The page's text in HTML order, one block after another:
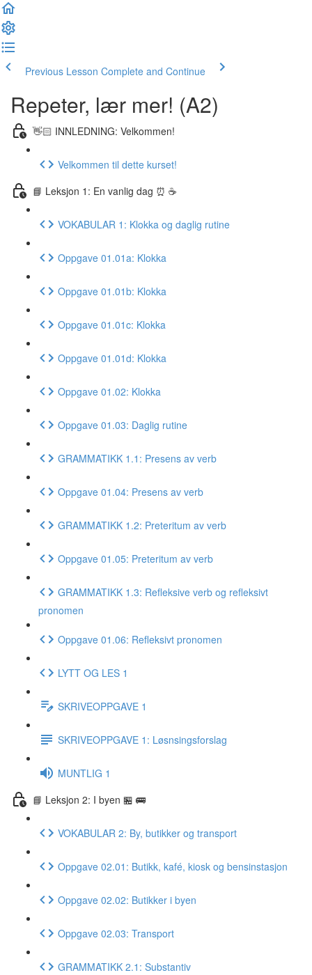
Previous Lesson Complete and Continue
Repeter, lær mer! (A2)
👋🏻 INNLEDNING: Velkommen!
Velkommen til dette kurset!
📘 Leksjon 1: En vanlig dag ⏰ ☕️
VOKABULAR 1: Klokka og daglig rutine
Oppgave 01.01a: Klokka
Oppgave 01.01b: Klokka
Oppgave 01.01c: Klokka
Oppgave 01.01d: Klokka
Oppgave 01.02: Klokka
Oppgave 01.03: Daglig rutine
GRAMMATIKK 1.1: Presens av verb
Oppgave 01.04: Presens av verb
GRAMMATIKK 1.2: Preteritum av verb
Oppgave 01.05: Preteritum av verb
GRAMMATIKK 1.3: Refleksive verb og refleksivt
pronomen
Oppgave 01.06: Refleksivt pronomen
LYTT OG LES 1
SKRIVEOPPGAVE 1
SKRIVEOPPGAVE 1: Løsnsingsforslag
MUNTLIG 1
📘 Leksjon 2: I byen 🏪 🚌
VOKABULAR 2: By, butikker og transport
Oppgave 02.01: Butikk, kafé, kiosk og bensinstasjon
Oppgave 02.02: Butikker i byen
Oppgave 02.03: Transport
GRAMMATIKK 2.1: Substantiv